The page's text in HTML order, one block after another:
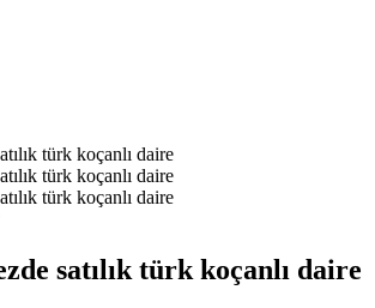
satılık türk koçanlı daire